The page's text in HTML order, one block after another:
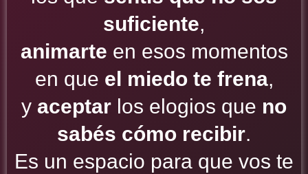
suficiente,
animarte en esos momentos
en que el miedo te frena,
y aceptar los elogios que no
sabés cómo recibir.
Es un espacio para que vos te